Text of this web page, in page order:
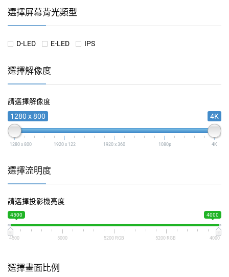
選擇屏幕背光類型
D-LED E-LED IPS
選擇解像度
請選擇解像度
1280 x 800
4K
1280 x 800 1920 x 122 1920 x 360 1080p 4K
選擇流明度
請選擇投影機亮度
4500 4000
4500 5000 5200 RGB 5200 RGB 4000
選擇畫面比例